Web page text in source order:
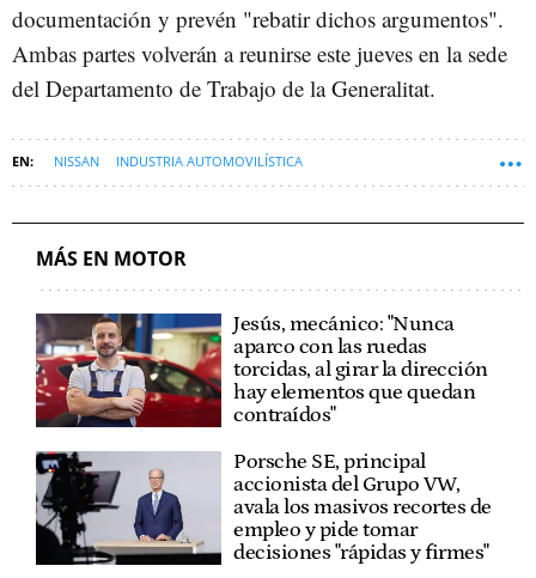
documentación y prevén "rebatir dichos argumentos".
Ambas partes volverán a reunirse este jueves en la sede
del Departamento de Trabajo de la Generalitat.
NISSAN INDUSTRIA AUTOMOVILÍSTICA
MÁS EN MOTOR
Jesús, mecánico: "Nunca
aparco con las ruedas
torcidas, al girar la dirección
hay elementos que quedan
contraídos"
Porsche SE, principal
accionista del Grupo VW,
avala los masivos recortes de
empleo y pide tomar
decisiones "rápidas y firmes"